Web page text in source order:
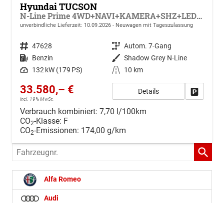
Hyundai TUCSON
N-Line Prime 4WD+NAVI+KAMERA+SHZ+LED+19''ALU+PDC
unverbindliche Lieferzeit: 10.09.2026 Neuwagen mit Tageszulassung
Fahrzeugnr. 47628 Getriebe Autom. 7-Gang
Kraftstoff Benzin Außenfarbe Shadow Grey N-Line
Leistung 132 kW (179 PS) Kilometerstand 10 km
33.580,– €
incl. 19% MwSt.
Details
Verbrauch kombiniert: 7,70 l/100km
CO2-Klasse: F
CO2-Emissionen: 174,00 g/km
Fahrzeugnr.
Alfa Romeo
Audi